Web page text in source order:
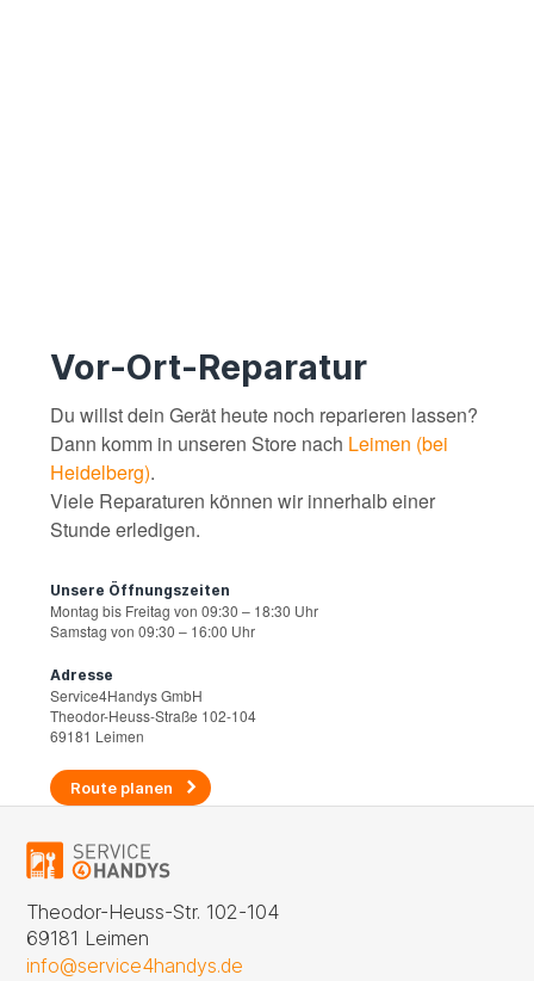
Vor-Ort-Reparatur
Du willst dein Gerät heute noch reparieren lassen?
Dann komm in unseren Store nach Leimen (bei
Heidelberg).
Viele Reparaturen können wir innerhalb einer
Stunde erledigen.
Unsere Öffnungszeiten
Montag bis Freitag von 09:30 – 18:30 Uhr
Samstag von 09:30 – 16:00 Uhr
Adresse
Service4Handys GmbH
Theodor-Heuss-Straße 102-104
69181 Leimen
Route planen
Theodor-Heuss-Str. 102-104
69181 Leimen
info@service4handys.de